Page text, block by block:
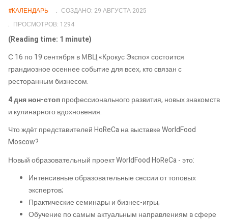
#КАЛЕНДАРЬ
СОЗДАНО: 29 АВГУСТА 2025
ПРОСМОТРОВ: 1294
(Reading time: 1 minute)
С 16 по 19 сентября в МВЦ «Крокус Экспо» состоится
грандиозное осеннее событие для всех, кто связан с
ресторанным бизнесом.
4 дня нон-стоппрофессионального развития, новых знакомств
и кулинарного вдохновения.
Что ждёт представителей HoReCa на выставке WorldFood
Moscow?
Новый образовательный проект WorldFood HoReCa - это:
Интенсивные образовательные сессии от топовых
экспертов;
Практические семинары и бизнес-игры;
Обучение по самым актуальным направлениям в сфере